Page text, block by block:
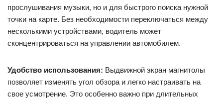
прослушивания музыки, но и для быстрого поиска нужной
точки на карте. Без необходимости переключаться между
несколькими устройствами, водитель может
сконцентрироваться на управлении автомобилем.
Удобство использования: Выдвижной экран магнитолы
позволяет изменять угол обзора и легко настраивать на
свое усмотрение. Это особенно важно при длительных